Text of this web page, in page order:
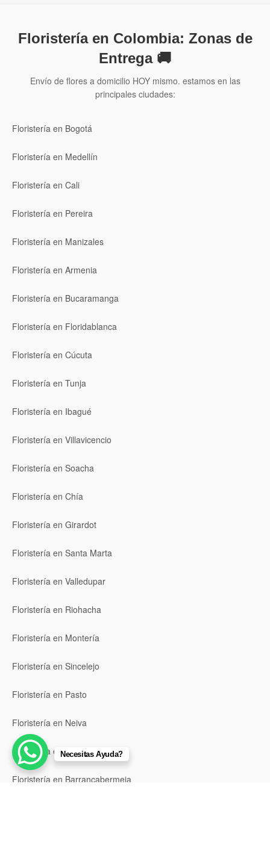
Floristería en Colombia: Zonas de
Entrega 🚚
Envío de flores a domicilio HOY mismo. estamos en las
principales ciudades:
Floristería en Bogotá
Floristería en Medellín
Floristería en Cali
Floristería en Pereira
Floristería en Manizales
Floristería en Armenia
Floristería en Bucaramanga
Floristería en Floridablanca
Floristería en Cúcuta
Floristería en Tunja
Floristería en Ibagué
Floristería en Villavicencio
Floristería en Soacha
Floristería en Chía
Floristería en Girardot
Floristería en Santa Marta
Floristería en Valledupar
Floristería en Riohacha
Floristería en Montería
Floristería en Sincelejo
Floristería en Pasto
Floristería en Neiva
Floristería en Popayán
Floristería en Barrancabermeja
Necesitas Ayuda?